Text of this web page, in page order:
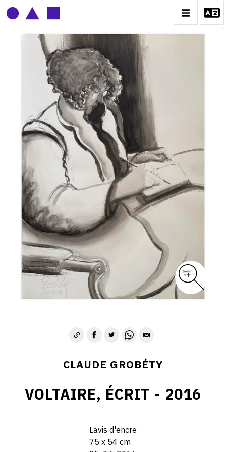
CLAUDE GROBÉTY
BIOGRAPHIE
CATALOGUE DES OEUVRES
CONTACT
CLAUDE GROBÉTY
VOLTAIRE, ÉCRIT - 2016
Lavis d'encre
75 x 54 cm